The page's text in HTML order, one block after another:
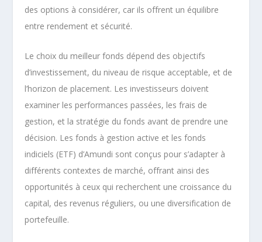
des options à considérer, car ils offrent un équilibre
entre rendement et sécurité.
Le choix du meilleur fonds dépend des objectifs
d’investissement, du niveau de risque acceptable, et de
l’horizon de placement. Les investisseurs doivent
examiner les performances passées, les frais de
gestion, et la stratégie du fonds avant de prendre une
décision. Les fonds à gestion active et les fonds
indiciels (ETF) d’Amundi sont conçus pour s’adapter à
différents contextes de marché, offrant ainsi des
opportunités à ceux qui recherchent une croissance du
capital, des revenus réguliers, ou une diversification de
portefeuille.